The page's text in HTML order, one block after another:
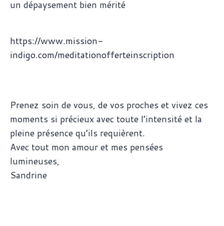
un dépaysement bien mérité
https://www.mission-
indigo.com/meditationofferteinscription
Prenez soin de vous, de vos proches et vivez ces
moments si précieux avec toute l’intensité et la
pleine présence qu’ils requièrent.
Avec tout mon amour et mes pensées
lumineuses,
Sandrine